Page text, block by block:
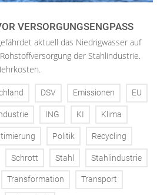
VERSORGUNGSENGPASS
aktuell das Niedrigwasser auf
der Stahlindustrie.
DSV Emissionen EU
ING KI Klima
Politik Recycling
Schrott Stahl Stahlindustrie
Transformation Transport